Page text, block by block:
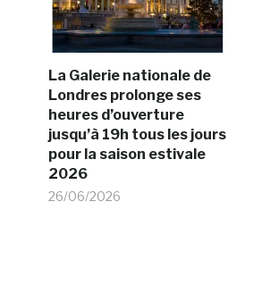
La Galerie nationale de
Londres prolonge ses
heures d’ouverture
jusqu’à 19h tous les jours
pour la saison estivale
2026
26/06/2026